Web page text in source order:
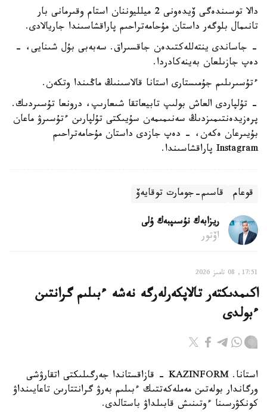
دالا توسىندەگى ۆيدەونى 2 ميلليوننان استام وقىرمانى بار
تانىمال بلوگەر داستان مۇحامەتراحىم پاراقشاسىندا جاريالادى.
- جاساندى ينتەللەكتىدەن جاقسىراق. سەبەبى بۇل شىنايى، -
دەپ جازىلعان بەينەكادردا.
ءتۇسىرىلىم جۇمىستارى استانا قالاسىنىڭ ماڭىندا وتكەن.
- تۇلپاردى العاش بولىپ تابيعاتقا شىعارىپ، درونعا تۇسىردىك.
پرەزيدەنتىمىزدىڭ سەنىمىمەن سۇيىكتى تۇلپارىن ءتۇسىرۋ ماعان
بۇيىرعان ەكەن، - دەپ جازدى داستان مۇحامەتراحىم
Instagram پاراقشاسىندا.
قوعام قاسىم-جومارت توقايەۆ
ريزابەك نۇسىپبەك ۇلى
اۆتور
17:51, 08 تامىز 2026
اكىمدىكتەر تالاپكەرلەرگە نەشە ءبىلىم گرانتىن
ءبولدى
استانا. KAZINFORM - قازاقستاندا جەرگىلىكتى اتقارۋشى
ورگاندار بولەتىن مەملەكەتتىك ءبىلىم بەرۋ گرانتتارىن تاعايىنداۋ
كونكۋرسىنا ءوتىنىش قابىلداۋ باستالدى.